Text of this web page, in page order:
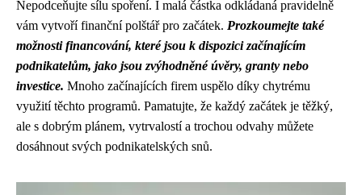
Nepodceňujte sílu spoření. I malá částka odkládaná pravidelně
vám vytvoří finanční polštář pro začátek. Prozkoumejte také
možnosti financování, které jsou k dispozici začínajícím
podnikatelům, jako jsou zvýhodněné úvěry, granty nebo
investice. Mnoho začínajících firem uspělo díky chytrému
využití těchto programů. Pamatujte, že každý začátek je těžký,
ale s dobrým plánem, vytrvalostí a trochou odvahy můžete
dosáhnout svých podnikatelských snů.